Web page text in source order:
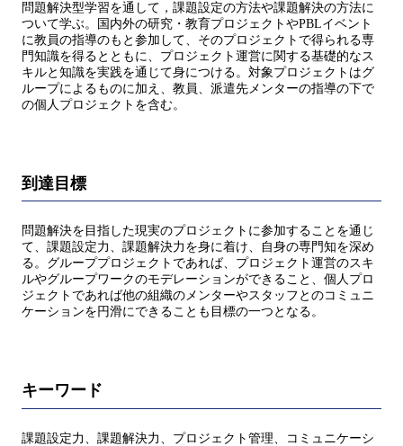
問題解決型学習を通して，課題設定の⽅法や課題解決の⽅法に
ついて学ぶ。国内外の研究・教育プロジェクトやPBLイベント
に教員の指導のもと参加して、そのプロジェクトで得られる専
⾨知識を得るとともに、プロジェクト運営に関する基礎的なス
キルと知識を実践を通じて⾝につける。対象プロジェクトはグ
ループによるものに加え、教員、派遣先メンターの指導の下で
の個⼈プロジェクトを含む。
到達目標
問題解決を⽬指した現実のプロジェクトに参加することを通じ
て、課題設定⼒、課題解決⼒を⾝に着け、⾃⾝の専⾨知を深め
る。グループプロジェクトであれば、プロジェクト運営のスキ
ルやグループワークのモデレーションができること、個⼈プロ
ジェクトであれば他の組織のメンターやスタッフとのコミュニ
ケーションを円滑にできることも⽬標の⼀つとなる。
キーワード
課題設定⼒、課題解決⼒、プロジェクト管理、コミュニケーシ